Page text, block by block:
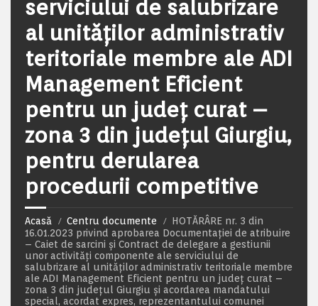
serviciului de salubrizare
al unităților administrativ
teritoriale membre ale ADI
Management Eficient
pentru un județ curat –
zona 3 din județul Giurgiu,
pentru derularea
procedurii competitive
Acasă Centru documente
HOTĂRÂRE nr. 3 din
16.01.2023 privind aprobarea Documentaţiei de atribuire
– Caiet de sarcini și Contract de delegare a gestiunii
unor activităţi componente ale serviciului de
salubrizare al unităților administrativ teritoriale membre
ale ADI Management Eficient pentru un județ curat –
zona 3 din județul Giurgiu și acordarea mandatului
special, acordat expres, reprezentantului comunei